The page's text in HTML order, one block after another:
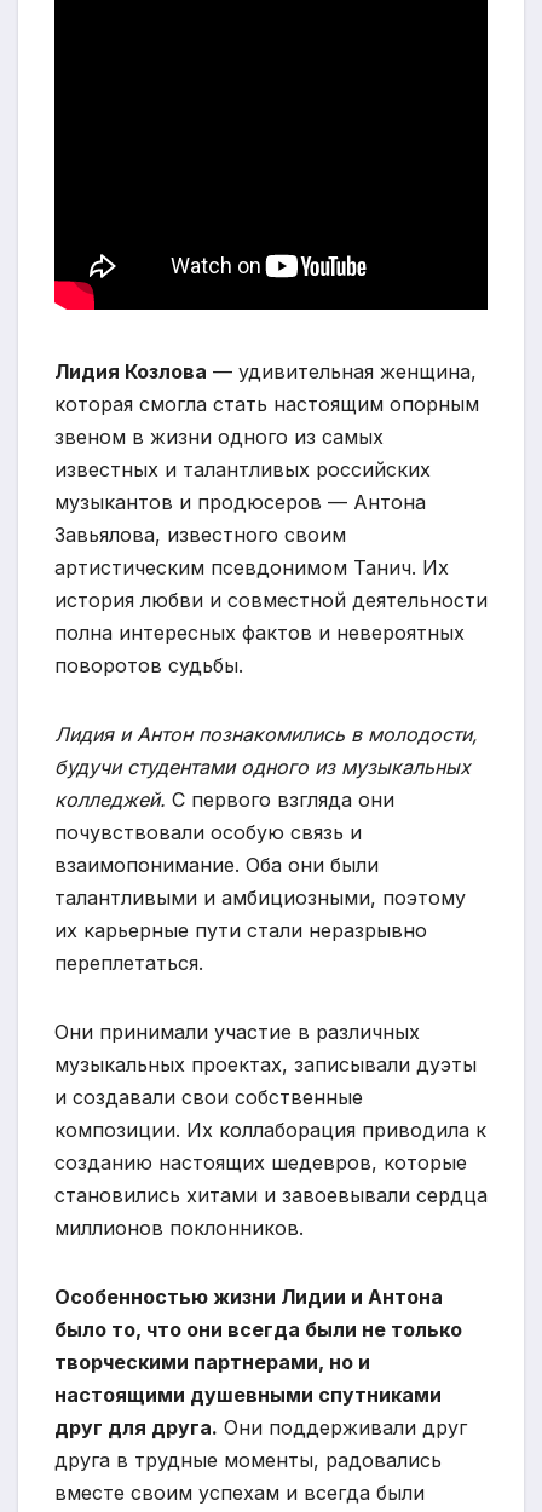
Лидия Козлова — удивительная женщина,
которая смогла стать настоящим опорным
звеном в жизни одного из самых
известных и талантливых российских
музыкантов и продюсеров — Антона
Завьялова, известного своим
артистическим псевдонимом Танич. Их
история любви и совместной деятельности
полна интересных фактов и невероятных
поворотов судьбы.
Лидия и Антон познакомились в молодости,
будучи студентами одного из музыкальных
колледжей. С первого взгляда они
почувствовали особую связь и
взаимопонимание. Оба они были
талантливыми и амбициозными, поэтому
их карьерные пути стали неразрывно
переплетаться.
Они принимали участие в различных
музыкальных проектах, записывали дуэты
и создавали свои собственные
композиции. Их коллаборация приводила к
созданию настоящих шедевров, которые
становились хитами и завоевывали сердца
миллионов поклонников.
Особенностью жизни Лидии и Антона
было то, что они всегда были не только
творческими партнерами, но и
настоящими душевными спутниками
друг для друга. Они поддерживали друг
друга в трудные моменты, радовались
вместе своим успехам и всегда были